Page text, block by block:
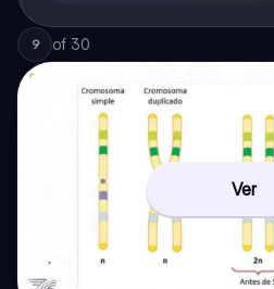
9 of 30
Ver